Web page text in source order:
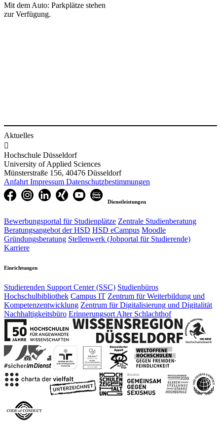
Mit dem Auto: Parkplätze stehen
zur Verfügung.
Aktuelles

Hochschule Düsseldorf
University of Applied Sciences
Münsterstraße 156, 40476 Düsseldorf
Anfahrt Impressum Datenschutzbestimmungen
Dienstleistungen
Bewerbungsportal für Studienplätze Zentrale Studienberatung
Beratungsangebot der HSD HSD eCampus Moodle
Gründungsberatung Stellenwerk (Jobportal für Studierende)
Karriere
Einrichtungen
Studierenden Support Center (SSC) Studienbüros
Hochschulbibliothek Campus IT Zentrum für Weiterbildung und
Kompetenzentwicklung Zentrum für Digitalisierung und Digitalität
Nachhaltigkeitsbüro Erinnerungsort Alter Schlachthof